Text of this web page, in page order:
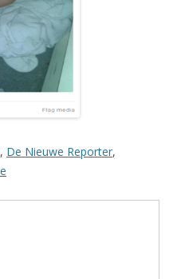
, De Nieuwe Reporter,